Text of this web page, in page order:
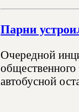
Парни
Очередной
автобусной